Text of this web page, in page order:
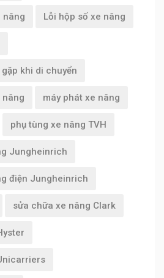
nâng Lỗi hộp số xe nâng
khi di chuyển
nâng máy phát xe nâng
phụ tùng xe nâng TVH
Jungheinrich
điện Jungheinrich
sửa chữa xe nâng Clark